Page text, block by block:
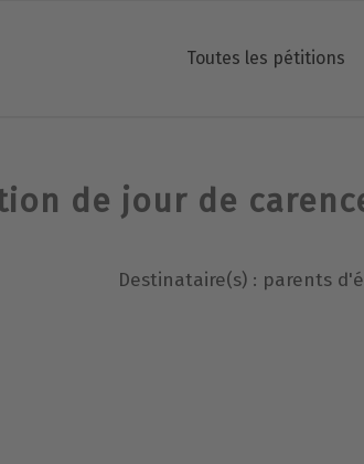
Toutes les pétitions
de jour de
Destinataire(s) : parents